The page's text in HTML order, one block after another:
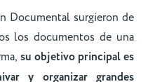
Documental surgieron de
los documentos de una
su objetivo principal es
y organizar grandes